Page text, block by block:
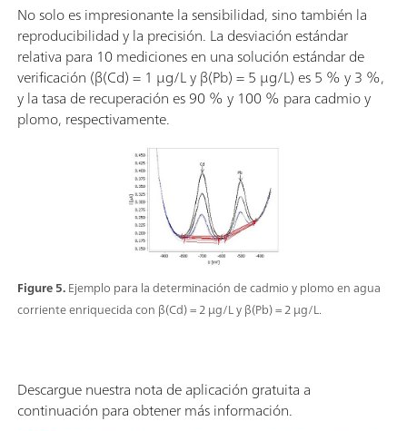
Figure 5.Ejemplo para la determinación de cadmio y plomo en agua
corriente enriquecida con β(Cd) = 2 µg/L y β(Pb) = 2 µg/L.
No solo es impresionante la sensibilidad, sino también la
reproducibilidad y la precisión. La desviación estándar
relativa para 10 mediciones en una solución estándar de
verificación (β(Cd) = 1 µg/L y β(Pb) = 5 µg/L) es 5 % y 3 %,
y la tasa de recuperación es 90 % y 100 % para cadmio y
plomo, respectivamente.
Descargue nuestra nota de aplicación gratuita a
continuación para obtener más información.